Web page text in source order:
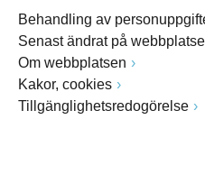
Behandling av
Senast ändrat på
Om webbplatsen
Kakor, cookies
Tillgänglighetsredogörelse